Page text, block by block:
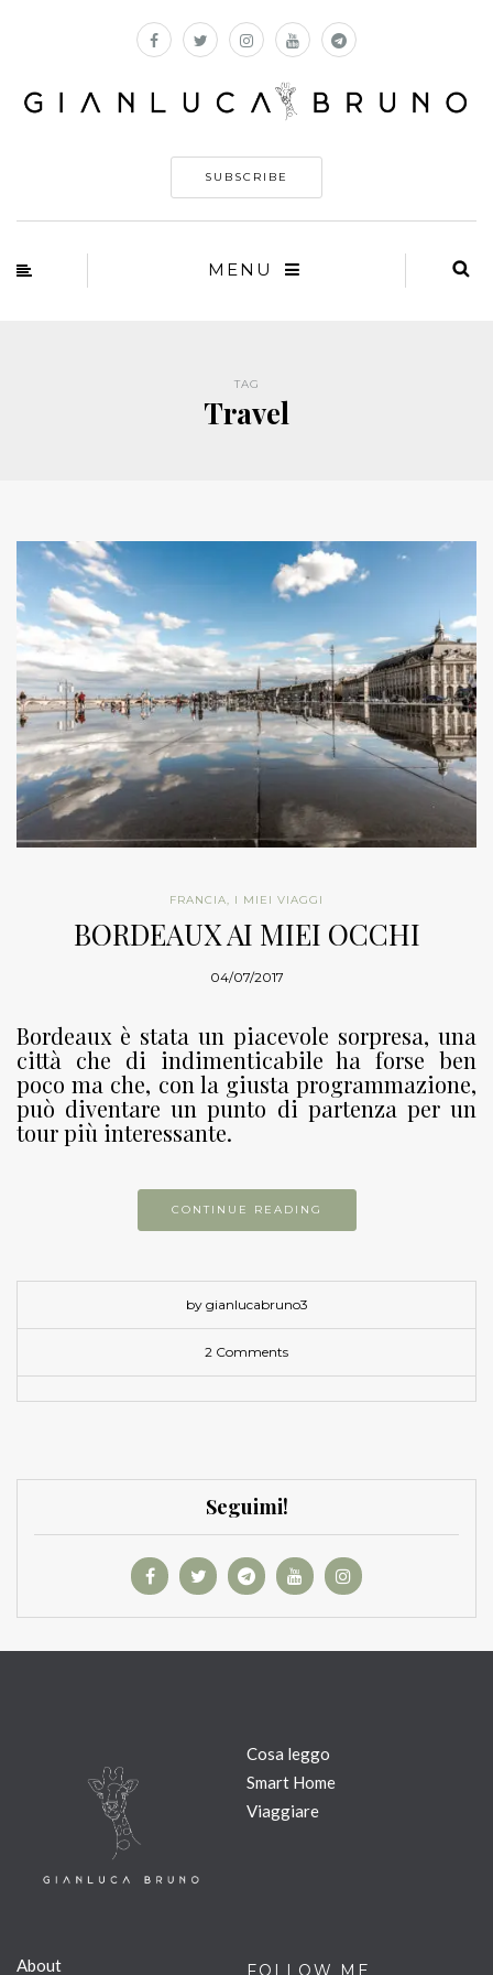
SUBSCRIBE
MENU
TAG
Travel
FRANCIA, I MIEI VIAGGI
BORDEAUX AI MIEI OCCHI
04/07/2017
Bordeaux è stata un piacevole sorpresa, una
città che di indimenticabile ha forse ben
poco ma che, con la giusta programmazione,
può diventare un punto di partenza per un
tour più interessante.
CONTINUE READING
by gianlucabruno3
2 Comments
Seguimi!
Cosa leggo
Smart Home
Viaggiare
About FOLLOW ME